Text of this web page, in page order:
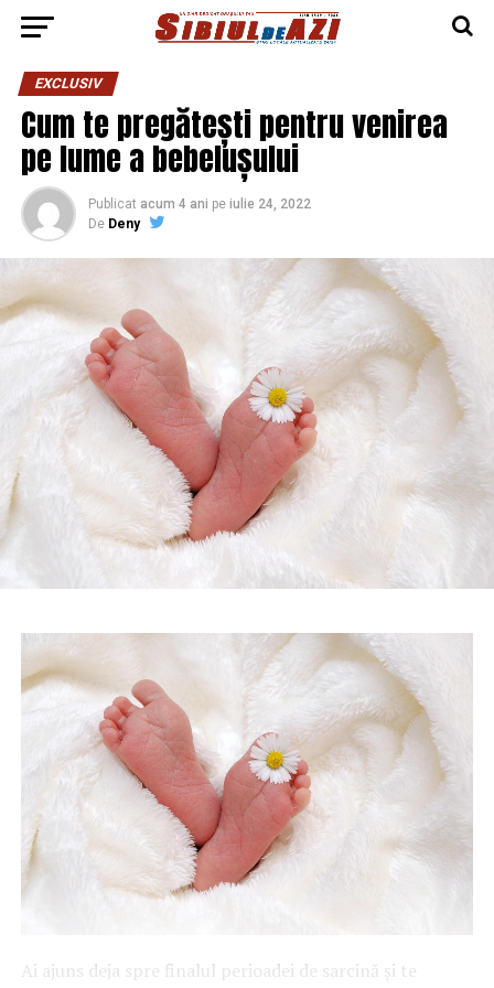
EXCLUSIV
Cum te pregătești pentru venirea
pe lume a bebelușului
Publicat acum 4 ani pe iulie 24, 2022
De Deny
Ai ajuns deja spre finalul perioadei de sarcină și te